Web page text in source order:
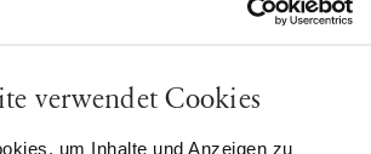
verwendet Cookies
um Inhalte und Anzeigen zu
ist Teil des Modellprojektes „Das
Rassismus